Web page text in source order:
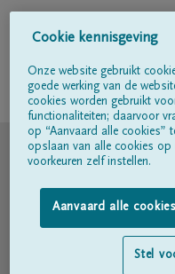
Volg ons op
Cookie kennisgeving
Onze website gebruikt
goede werking van de
cookies worden gebruikt
functionaliteiten; daarvoor
op “Aanvaard alle cookies”
opslaan van alle cookies op
voorkeuren zelf instellen.
Aanvaard alle cookies
Stel